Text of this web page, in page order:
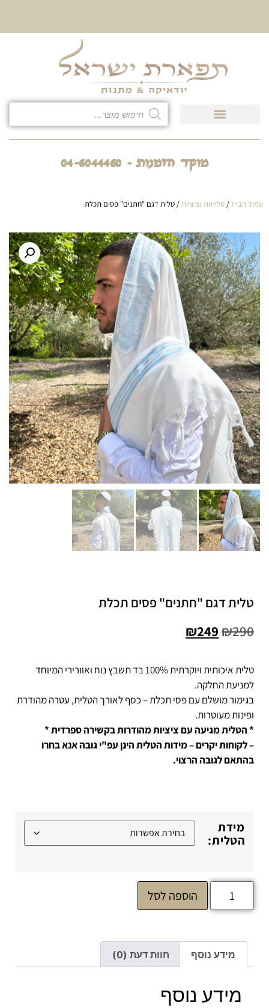
מוקד הזמנות - 04-6044460
עמוד הבית/ טליתות וציציות/ טלית דגם "חתנים" פסים תכלת
טלית דגם "חתנים" פסים תכלת
₪290
₪249
טלית איכותית ויוקרתית 100% בד תשבץ נוח ואוורירי המיוחד
למניעת החלקה.
בגימור מושלם עם פסי תכלת – כסף לאורך הטלית, עטרה מהודרת
ופינות מעוטרות.
* הטלית מגיעה עם ציציות מהודרות בקשירה ספרדית *
– לקוחות יקרים – מידות הטלית הינן עפ"י גובה אנא בחרו
בהתאם לגובה הרצוי.
מידת
הטלית:
הוספה לסל
מידע נוסף חוות דעת (0)
מידע נוסף